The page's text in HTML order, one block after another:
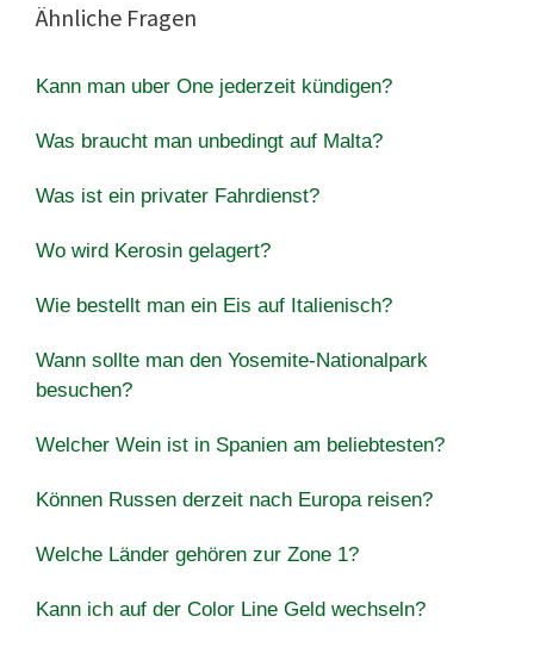
Ähnliche Fragen
Kann man uber One jederzeit kündigen?
Was braucht man unbedingt auf Malta?
Was ist ein privater Fahrdienst?
Wo wird Kerosin gelagert?
Wie bestellt man ein Eis auf Italienisch?
Wann sollte man den Yosemite-Nationalpark
besuchen?
Welcher Wein ist in Spanien am beliebtesten?
Können Russen derzeit nach Europa reisen?
Welche Länder gehören zur Zone 1?
Kann ich auf der Color Line Geld wechseln?